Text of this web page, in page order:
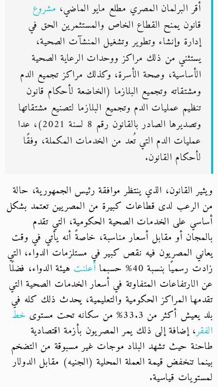
أقر البرلمان المصري مطلع مايو الماضي، مشروع
قانون يمنح القطاع الخاص والمستثمرين الحق في
إدارة وإنشاء وتطوير وتشغيل المنشآت الصحية،
يستثني من ذلك مراكز ووحدات الرعاية الصحية
الأساسية، وصحة الأسرة، وكذلك مراكز تجميع الدم
ومشتقاته وتجميع البلازما (الخاضعة لأحكام قانون
تنظيم عمليات الدم وتجميع البلازما لتصنيع مشتقاتها
وتصديرها الصادر بالقانون رقم 8 لسنة 2021)، عدا
عمليات الدم التي تُعد من الخدمات المكملة، وفقًا
لأحكام القانون.
ويثير القانون، الذي ينتظر موافقة رئيس الجمهورية، حالة
من الرعب لدى قطاعات كبيرة من المصريين تعتمد بشكل
أساسي على الخدمات الصحية الحكومية، التي تقدم
بالمجان أو مقابل أسعار مناسبة، خاصةً أنه يأتي في وقت
يعاني المصريون فيه نقص كبير في مستلزمات الدواء، التي
زادت رسميًا بنسبة 40% حسبما
أعلنت هيئة الدواء، فضلًا
عن الارتفاعات المتفاوتة في أسعار الخدمات الصحية التي
تقدمها المراكز الحكومية والتعليمية، يحدث ذلك كله في
بلد يعيش أكثر من 33.3% من سكانه تحت مستوى
خط
الفقر، إضافة إلى ذلك يمر المصريون بأزمة اقتصادية
طاحنة حيث تشهد البلاد موجات غير مسبوقة من التضخم
بينما تنخفض قيمة العملة المحلية (الجنيه) مقابل الدولار
لمستويات قياسية.